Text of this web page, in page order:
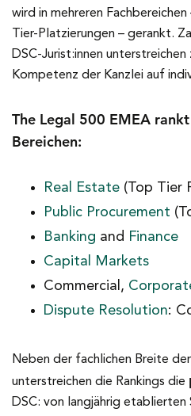
wird in mehreren
Tier-Platzierungen – gerankt.
DSC-Jurist:innen
Kompetenz der Kanzlei auf
The Legal 500 EMEA
Bereichen:
Real Estate (Top Tier
Public Procurement
Banking and Finance
Capital Markets
Commercial,
Dispute Resolution:
Neben der fachlichen Breite
unterstreichen die Rankings die
DSC: von langjährig etablierten